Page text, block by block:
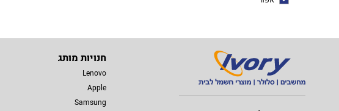
חנויות מותג
Lenovo
Apple
Samsung